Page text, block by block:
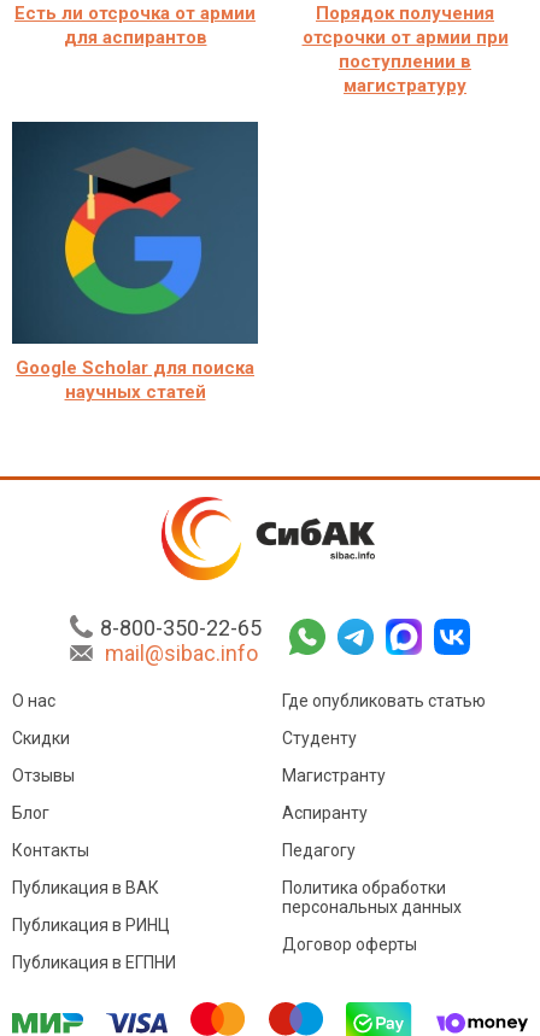
Есть ли отсрочка от армии
для аспирантов
Порядок получения
отсрочки от армии при
поступлении в
магистратуру
Google Scholar для поиска
научных статей
8-800-350-22-65
mail@sibac.info
О нас
Скидки
Отзывы
Блог
Контакты
Где опубликовать статью
Студенту
Магистранту
Аспиранту
Педагогу
Публикация в ВАК
Публикация в РИНЦ
Публикация в ЕГПНИ
Политика обработки
персональных данных
Договор оферты